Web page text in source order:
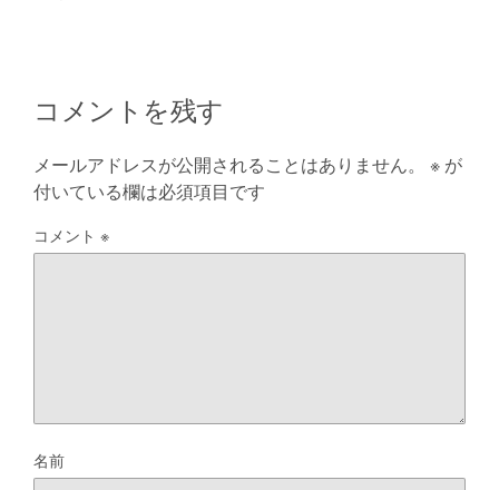
コメントを残す
メールアドレスが公開されることはありません。 ※ が
付いている欄は必須項目です
コメント ※
名前